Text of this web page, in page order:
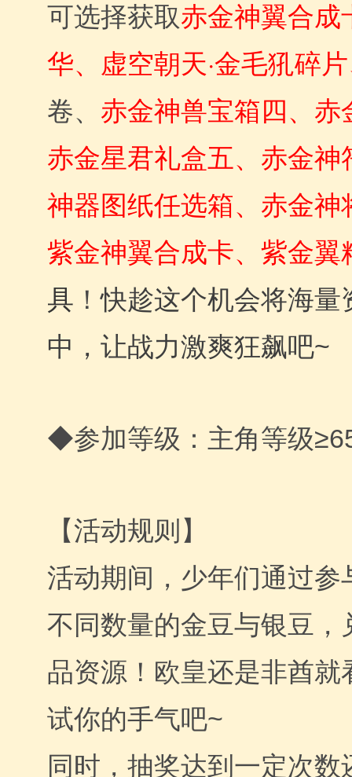
可选择获取赤金神翼合成
华、 虚空朝天·金毛犼碎
卷、 赤金神兽宝箱四、 赤
赤金星君礼盒五、 赤金神
神器图纸任选箱、
赤金神
紫金神翼合成卡、紫金翼
具 ！快趁这个机会将海量
中，让战力激爽狂飙吧~
◆参加等级：主角等级
【活动规则】
活动期间，少年们通过参
不同数量的金豆与银豆，
品资源！欧皇还是非酋就
试你的手气吧~
同时，抽奖达到一定次数